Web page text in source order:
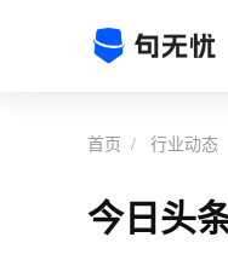
首页 / 行业动态
今日头